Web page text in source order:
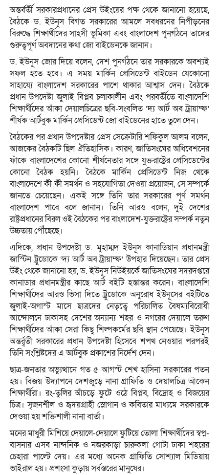
অন্তর্বর্তী সরকারপ্রধানের প্রেস উইংয়ের পক্ষ থেকে জানানো হয়েছে,
বৈঠকে ড. ইউনূস বিগত সরকারের আমলে সবধরনের নিপীড়নের
বিরুদ্ধে শিক্ষার্থীদের সাহসী ভূমিকা এবং বাংলাদেশ পুনর্গঠনে তাদের
গুরুত্বপূর্ণ অবদানের কথা জো বাইডেনকে জানান।
ড. ইউনূস জোর দিয়ে বলেন, দেশ পুনর্গঠনে তার সরকারকে অবশ্যই
সফল হতে হবে। এ সময় মার্কিন প্রেসিডেন্ট বাইডেন যেকোনো
সাহায্যে বাংলাদেশ সরকারের পাশে থাকার আশ্বাস দেন। বৈঠকে
প্রধান উপদেষ্টা জুলাই বিপ্লব চলাকালীন এবং পরবর্তীতে বাংলাদেশি
শিক্ষার্থীদের আঁকা দেয়ালচিত্রের ছবি-সংবলিত ‘দ্য আর্ট অব ট্রায়াম্ফ’
শীর্ষক আর্টবুক মার্কিন প্রেসিডেন্ট জো বাইডেনের হাতে তুলে দেন।
বৈঠকের পর প্রধান উপদেষ্টার প্রেস সেক্রেটারি শফিকুল আলম বলেন,
আজকের বৈঠকটি ছিল ঐতিহাসিক। কারণ, জাতিসংঘের অধিবেশনের
ফাঁকে বাংলাদেশের কোনো শীর্ষনেতার সঙ্গে যুক্তরাষ্ট্রের প্রেসিডেন্টের
কোনো বৈঠক হয়নি। বৈঠকে মার্কিন প্রেসিডেন্ট নিজ থেকে
বাংলাদেশে কী কী সমর্থন ও সহযোগিতা দেওয়া প্রয়োজন, সে সম্পর্কে
জানতে চেয়েছেন। একই সঙ্গে তিনি তার সরকারের পূর্ণ সমর্থন
বাংলাদেশ পাবে বলে জানান। তিনি আরও বলেন, দুই দেশের
রাষ্ট্রপ্রধানের বিরল ওই বৈঠকের পর বাংলাদেশ-যুক্তরাষ্ট্রের সম্পর্ক নতুন
উচ্চতায় পৌঁছেছে।
এদিকে, প্রধান উপদেষ্টা ড. মুহাম্মদ ইউনূস কানাডিয়ান প্রধানমন্ত্রী
জাস্টিন ট্রুডোকে ‘দ্য আর্ট অব ট্রায়াম্ফ’ উপহার দিয়েছেন। তার প্রেস
উইং থেকে জানানো হয়, ড. ইউনূস নিউইয়র্কে জাতিসংঘের সদরদপ্তরে
কানাডার প্রধানমন্ত্রীর কাছে আর্ট বইটি হস্তান্তর করেন। বাংলাদেশি
শিক্ষার্থীদের আরও ভিসা দিতে ট্রুডোকে অনুরোধ ইউনূসের বইটিতে
জুলাই-অগাস্ট মাসে ছাত্রদের নেতৃত্বে পরিচালিত বৈষম্যবিরোধী
আন্দোলনে ঢাকাসহ দেশের অন্যান্য শহর ও নগরের দেয়ালে তরুণ
শিক্ষার্থীদের আঁকা সেরা কিছু শিল্পকর্মের ছবি স্থান পেয়েছে। ইউনূস
অন্তর্র্বতী সরকারের প্রধান উপদেষ্টা হিসেবে শপথ নেওয়ার পরপরই
তিনি সংশ্লিষ্টদের এ আর্টবুক প্রকাশের নির্দেশ দেন।
ছাত্র-জনতার অভ্যুত্থানে গত ৫ আগস্ট শেখ হাসিনা সরকারের পতন
হয়। বিজয় উদ্যাপনে দেশজুড়ে নানা গ্রাফিতি ও দেয়ালচিত্র আঁকেন
শিক্ষার্থীরা। রং-তুলির আঁচড়ে ফুটে ওঠে বিপ্লব, বিদ্রোহ ও বিজয়ের
চিত্র। সৃজনশীল ও হৃদয়গ্রাহী স্লোগান ও কবিতার মাধ্যমে সরকারকে
দেওয়া হয় শক্তিশালী নানা বার্তা।
মনের মাধুরী মিশিয়ে দেয়ালে-দেয়ালে ফুটিয়ে তোলা শিক্ষার্থীদের স্বপ্ন-
বাসনার এসব নান্দনিক ও নজরকাড়া চারুকলা গোটা ঢাকা শহরের
চেহারা পাল্টে দেয়। এর মধ্যে অনেক গ্রাফিতি সোশ্যাল মিডিয়ায়
ভাইরাল হয়। প্রশংসা কুড়ায় সর্বস্তরের মানুষের।